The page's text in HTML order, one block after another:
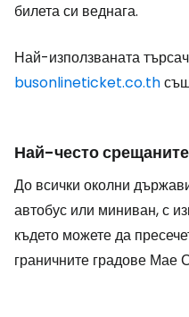
билета си веднага.
Най-използваната
busonlineticket.co.th
Най-често
До всички околни
автобус или миниван, с
където можете да
граничните градове Мае